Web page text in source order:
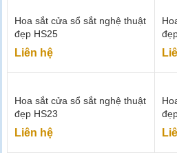
Hoa sắt cửa sổ sắt nghệ thuật
đẹp HS25
Liên hệ
Hoa sắt cửa sổ sắt nghệ thuật
đẹp HS23
Liên hệ